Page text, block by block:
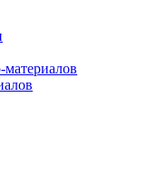
материалов